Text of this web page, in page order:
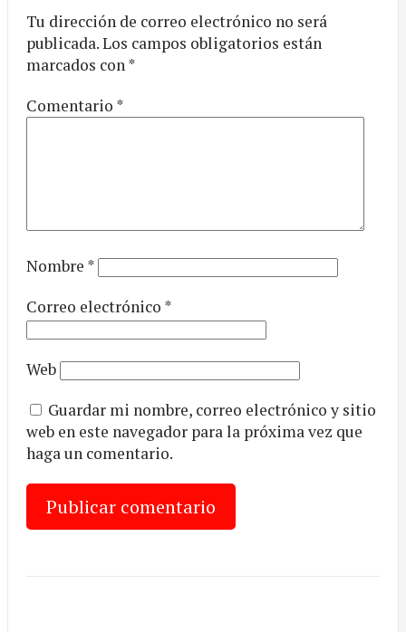
Tu dirección de correo electrónico no será
publicada.Los campos obligatorios están
marcados con*
Comentario *
Nombre *
Correo electrónico *
Web
Guardar mi nombre, correo electrónico y sitio
web en este navegador para la próxima vez que
haga un comentario.